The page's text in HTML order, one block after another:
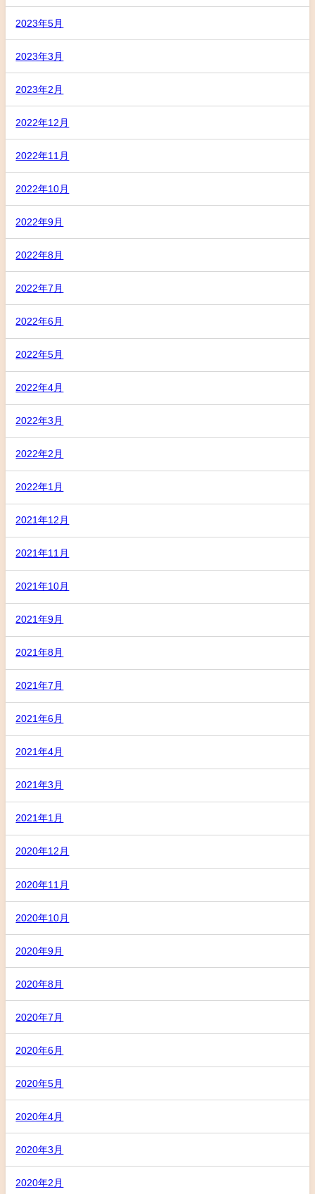
2023年5月
2023年3月
2023年2月
2022年12月
2022年11月
2022年10月
2022年9月
2022年8月
2022年7月
2022年6月
2022年5月
2022年4月
2022年3月
2022年2月
2022年1月
2021年12月
2021年11月
2021年10月
2021年9月
2021年8月
2021年7月
2021年6月
2021年4月
2021年3月
2021年1月
2020年12月
2020年11月
2020年10月
2020年9月
2020年8月
2020年7月
2020年6月
2020年5月
2020年4月
2020年3月
2020年2月